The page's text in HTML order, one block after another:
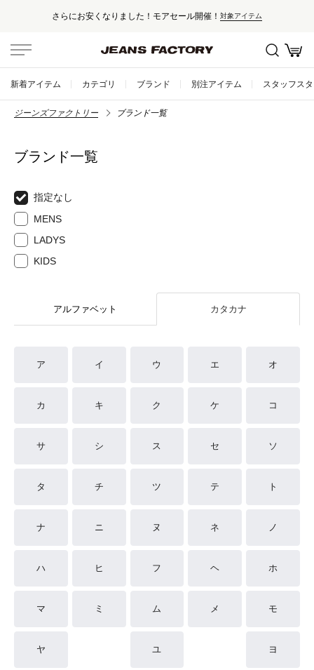
さらにお安くなりました！モアセール開催！ 対象アイテム
新着アイテム カテゴリ ブランド 別注アイテム スタッフス
ジーンズファクトリー ブランド一覧
ブランド一覧
指定なし
MENS
LADYS
KIDS
アルファベット カタカナ
ア イ ウ エ オ
カ キ ク ケ コ
サ シ ス セ ソ
タ チ ツ テ ト
ナ ニ ヌ ネ ノ
ハ ヒ フ ヘ ホ
マ ミ ム メ モ
ヤ ユ ヨ